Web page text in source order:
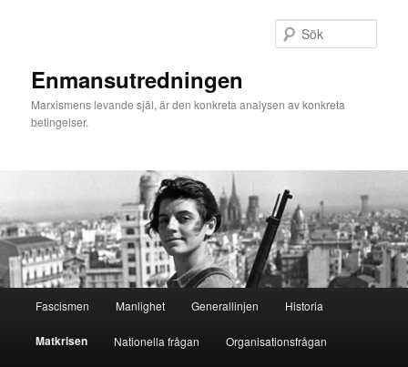
Enmansutredningen
Marxismens levande själ, är den konkreta analysen av konkreta
betingelser.
Fascismen Manlighet Generallinjen Historia
Matkrisen Nationella frågan Organisationsfrågan